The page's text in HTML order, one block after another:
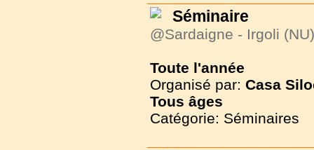
Séminaire
@Sardaigne - Irgoli
Toute l'année
Organisé par: Casa
Tous âges
Catégorie: Séminaires